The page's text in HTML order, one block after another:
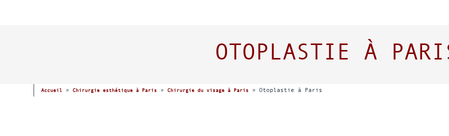
OTOPLASTIE À
Accueil » Chirurgie esthétique à Paris» Chirurgie du visage à Paris» Otoplastie à Paris